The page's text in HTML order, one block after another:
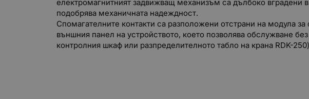
електромагнитният задвижващ механизъм са дълбоко вградени
подобрява механичната надеждност.
Спомагателните контакти са разположени отстрани на модула
външния панел на устройството, което позволява обслужване
контролния шкаф или разпределителното табло на крана RDK-